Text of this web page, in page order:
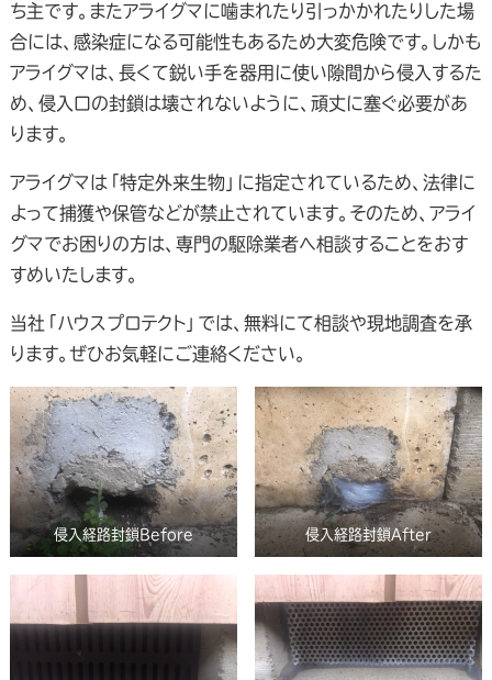
ち主です。またアライグマに噛まれたり引っかかれたりした場
合には、感染症になる可能性もあるため大変危険です。しかも
アライグマは、長くて鋭い手を器用に使い隙間から侵入するた
め、侵入口の封鎖は壊されないように、頑丈に塞ぐ必要があ
ります。
アライグマは「特定外来生物」に指定されているため、法律に
よって捕獲や保管などが禁止されています。そのため、アライ
グマでお困りの方は、専門の駆除業者へ相談することをおす
すめいたします。
当社「ハウスプロテクト」では、無料にて相談や現地調査を承
ります。ぜひお気軽にご連絡ください。
侵入経路封鎖Before 侵入経路封鎖After